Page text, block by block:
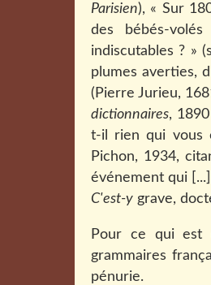
Parisien), « Sur
des bébés-
indiscutables ? »
plumes averties,
(Pierre Jurieu,
dictionnaires,
t-il rien qui vous
Pichon, 1934,
événement qui
C'est-y grave,
Pour ce qui est
grammaires
pénurie.